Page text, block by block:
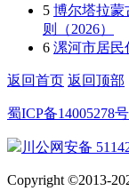
5 博尔塔拉蒙
则（2026）
6 漯河市居民
返回首页 返回顶部
蜀ICP备14005278
川公网安备
Copyright ©2013-